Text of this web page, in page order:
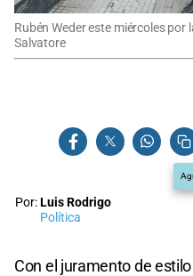
Rubén Weder este miércoles
Salvatore
Por:Luis Rodrigo
Política
Con el juramento de